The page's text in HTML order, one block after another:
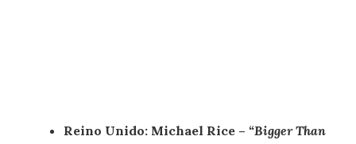
Reino Unido: Michael Rice – “Bigger Than